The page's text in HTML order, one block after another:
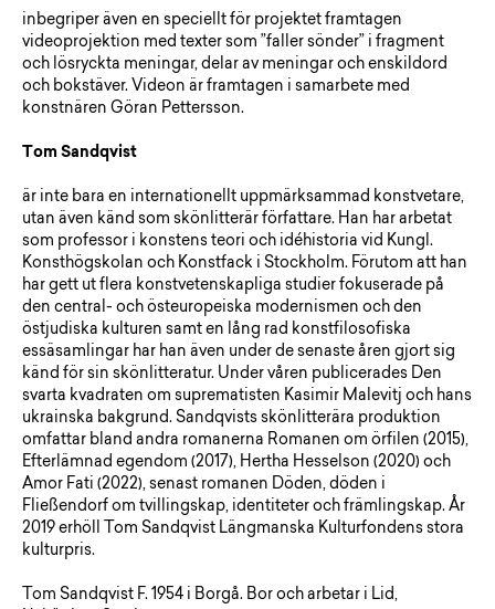
inbegriper även en speciellt för projektet framtagen
videoprojektion med texter som ”faller sönder” i fragment
och lösryckta meningar, delar av meningar och enskildord
och bokstäver. Videon är framtagen i samarbete med
konstnären Göran Pettersson.
Tom Sandqvist
är inte bara en internationellt uppmärksammad konstvetare,
utan även känd som skönlitterär författare. Han har arbetat
som professor i konstens teori och idéhistoria vid Kungl.
Konsthögskolan och Konstfack i Stockholm. Förutom att han
har gett ut flera konstvetenskapliga studier fokuserade på
den central- och östeuropeiska modernismen och den
östjudiska kulturen samt en lång rad konstfilosofiska
essäsamlingar har han även under de senaste åren gjort sig
känd för sin skönlitteratur. Under våren publicerades Den
svarta kvadraten om suprematisten Kasimir Malevitj och hans
ukrainska bakgrund. Sandqvists skönlitterära produktion
omfattar bland andra romanerna Romanen om örfilen (2015),
Efterlämnad egendom (2017), Hertha Hesselson (2020) och
Amor Fati (2022), senast romanen Döden, döden i
Fließendorf om tvillingskap, identiteter och främlingskap. År
2019 erhöll Tom Sandqvist Längmanska Kulturfondens stora
kulturpris.
Tom Sandqvist F. 1954 i Borgå. Bor och arbetar i Lid,